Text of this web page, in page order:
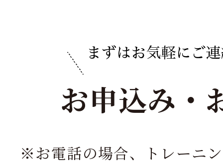
お申込み・
※お電話の場合、トレーニ